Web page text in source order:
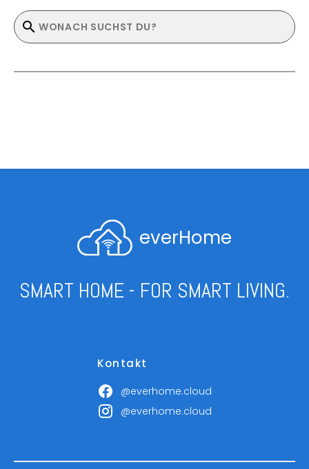
everHome
SMART HOME - FOR SMART LIVING.
Kontakt
@everhome.cloud
@everhome.cloud